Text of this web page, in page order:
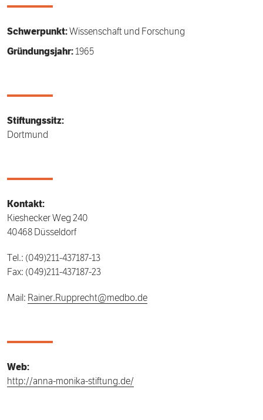
Schwerpunkt: Wissenschaft und Forschung
Gründungsjahr:1965
Stiftungssitz:
Dortmund
Kontakt:
Kieshecker Weg 240
40468 Düsseldorf
Tel.: (049)211-437187-13
Fax: (049)211-437187-23
Mail: Rainer.Rupprecht@medbo.de
Web:
http://anna-monika-stiftung.de/